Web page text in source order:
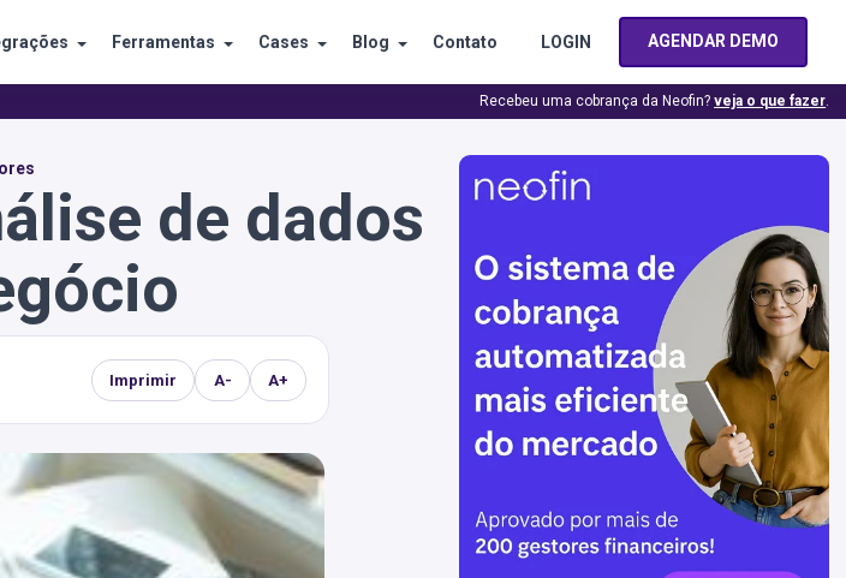
Ferramentas Cases Blog Contato LOGIN AGENDAR DEMO
Recebeu uma cobrança da Neofin?veja o que fazer.
de dados
Imprimir A- A+